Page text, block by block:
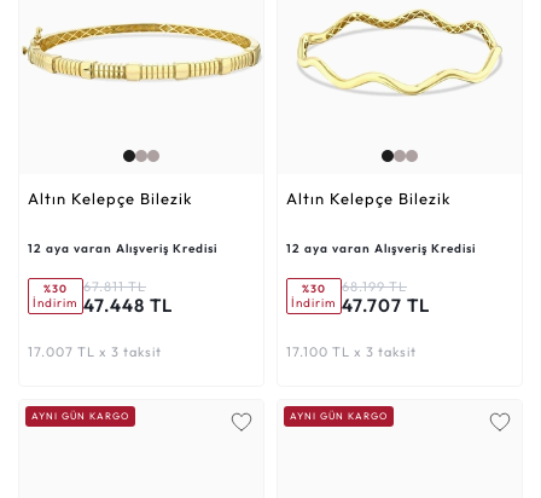
Altın Kelepçe Bilezik
12 aya varan Alışveriş Kredisi
%30
İndirim
67.811 TL
47.448 TL
17.007 TL x 3 taksit
Altın Kelepçe Bilezik
12 aya varan Alışveriş Kredisi
%30
İndirim
68.199 TL
47.707 TL
17.100 TL x 3 taksit
AYNI GÜN KARGO AYNI GÜN KARGO